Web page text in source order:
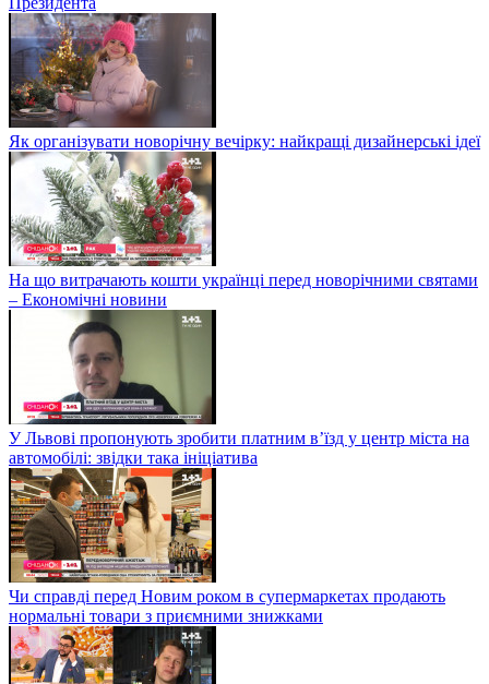
Як організувати новорічну вечірку: найкращі дизайнерські ідеї
На що витрачають кошти українці перед новорічними святами
– Економічні новини
У Львові пропонують зробити платним в’їзд у центр міста на
автомобілі: звідки така ініціатива
Чи справді перед Новим роком в супермаркетах продають
нормальні товари з приємними знижками